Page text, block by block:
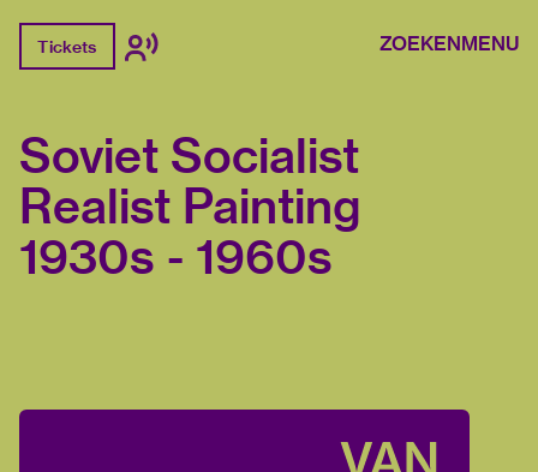
Tickets ZOEKENMENU
Soviet Socialist
Realist Painting
1930s - 1960s